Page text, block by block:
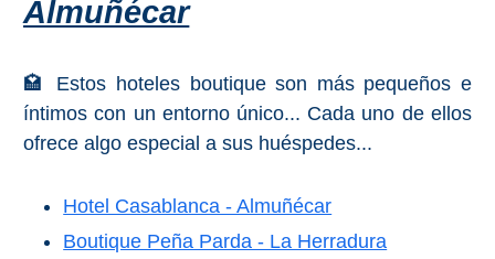
Almuñécar
🏩 Estos hoteles boutique son más pequeños e
íntimos con un entorno único... Cada uno de ellos
ofrece algo especial a sus huéspedes...
Hotel Casablanca - Almuñécar
Boutique Peña Parda - La Herradura